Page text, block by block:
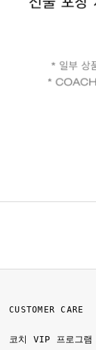
CUSTOMER CARE
코치 VIP 프로그램